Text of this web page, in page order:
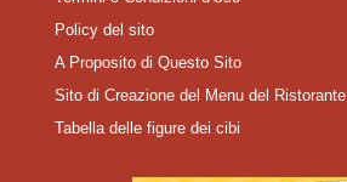
Policy del sito
A Proposito di Questo Sito
Sito di Creazione del Menu del Ristorante
Tabella delle figure dei cibi